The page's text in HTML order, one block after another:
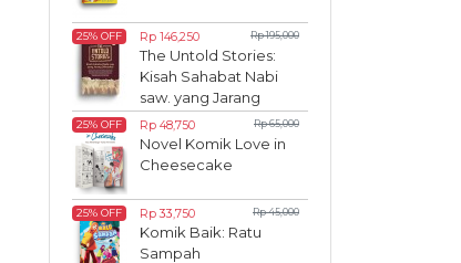
25% OFF Rp 146,250 Rp 195,000
The Untold Stories:
Kisah Sahabat Nabi
saw. yang Jarang
Diketahui
25% OFF Rp 48,750 Rp 65,000
Novel Komik Love in
Cheesecake
25% OFF Rp 33,750 Rp 45,000
Komik Baik: Ratu
Sampah